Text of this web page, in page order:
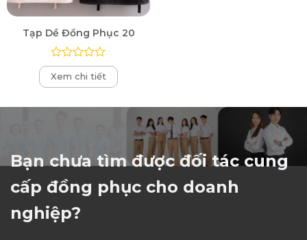
Tạp Dề Đồng Phục 20
Được
xếp
hạng
Xem chi tiết
Bạn chưa tìm được đối tác cung
cấp đồng phục cho doanh
nghiệp?